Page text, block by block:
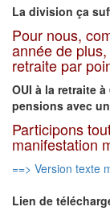
La division ça
Pour nous,
année de
retraite par
OUI à la retraite
pensions avec
Participons
manifestation
==> Version texte
Lien de